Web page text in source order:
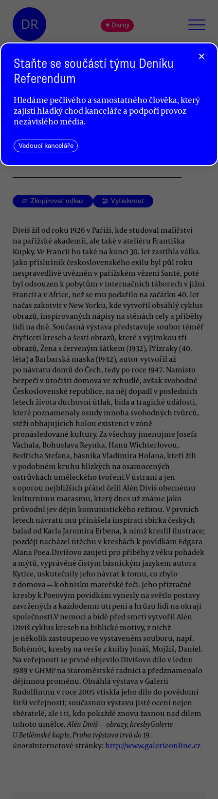
DR ♥ Daruji
Obrazy a kresby Aléna Diviše
Věra Jirousová
Galerie U Betlémské kaple připravila na začátek
Aléna Diviše. Jedná se o první prodejní výstavu
Zkopírovat odkaz Vytisknout
Diviš žil od roku 1926 v Paříži, kde studoval malířství
na pařížské akademii, ale také v ateliéru Františka
Kupky. Ve Francii ho také na konci 30. let zastihla válka.
Jako příslušník československého exilu byl půl roku
nespravedlivě uvězněn v pařížském vězení Santé, poté
byl odsouzen k pobytům v internačních táborech v jižní
Francii a v Africe, než se mu podařilo na začátku 40. let
načas zakotvit v New Yorku, kde vytvořil obsáhlý cyklus
obrazů, inspirovaných nápisy na stěnách cely a příběhy
lidí na dně. Současná výstava představuje soubor téměř
čtyřiceti kreseb a šesti obrazů, které s výjimkou tří
obrazů, Žena s červeným šátkem (1932), Přízraky (40.
léta) a Barbarská maska (1942), autor vytvořil až
po návratu domů do Čech, tedy po roce 1947. Namísto
bezpečí v útočišti domova ve zchudlé, avšak svobodné
Československé republice, na něj dopadl v posledních
letech života duchovní útlak, bída a tragické události,
které poznamenaly osudy mnoha svobodných tvůrců,
stěží obhajujících holou existenci v zóně
pronásledované kultury. Za všechny jmenujme Josefa
Váchala, Bohuslava Reynka, Hanu Wichterlovou,
Bedřicha Stefana, básníka Vladimíra Holana, kteří žili
v podobném kruhu blízkých na osamocených
ostrůvkách uměleckého tvoření.V ústraní a jen
s oporou nejbližších přátel čelil Alén Diviš obecnému
kulturnímu marasmu, který dnes už známe jako
průvodní jev dějin komunistického režimu. V prvních
letech návratu mu přinášela inspiraci sbírka českých
balad od Karla Jaromíra Erbena, k nimž kreslil ilustrace;
později nacházel útěchu v kresbách k povídkám Edgara
Alana Poea.Divišovo zaujetí pro příběhy z věku pohádek
a mýtů, vyprávěné čistým básnickým jazykem autora
Kytice, uskutečnily jeho návrat k tomu, co zbylo
z domova — k ohnisku mateřské řeči. Jeho přízračné
kresby k Poeovým povídkám vynesly na světlo postavy
zavržených a každodenní utrpení a hrůzu lidí na okraji
společnosti.V nemoci a bídě před smrtí vytvořil Alén
Diviš cyklus kreseb na biblické motivy, z nichž
je několik zastoupeno ve vystaveném souboru, např.
Bohémót, kresby na verše z knihy Jonáš, Mojžíš, Daniel.
Na veřejnosti se prvně objevilo Divišovo dílo v lednu
1989 v GHMP na Staroměstské radnici a předznamenalo
dějinnou proměnu. Obsáhlá výstava v Galerii
Rudolfinum v roce 2005 vtiskla jeho dílo do povědomí
širší veřejnosti; současnou výstavu jistě ocení nejen
sběratelé, ale i ti, kdo pokaždé znovu žasnou nad dílem
tohoto umělce. Alén Diviš — obrazy, kresbyGalerie
U Betlémské kaple, Praha 1výstava trvá do 19.
únoraInternetové stránky: http://www.galerieonline.cz
×
Staňte se součástí týmu Deníku
Referendum
Hledáme pečlivého a samostatného člověka, který
zajistí hladký chod kanceláře a podpoří provoz
nezávislého média.
Vedoucí kanceláře